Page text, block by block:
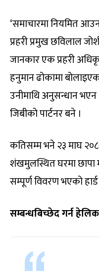
‘समाचारमा नियमित
प्रहरी प्रमुख छविलाल
जानकार एक प्रहरी
हनुमान ढोकामा
उनीमाथि अनुसन्धान
जिबीको पार्टनर बने ।
कतिसम्म भने २३ माघ
शंखमुलस्थित घरमा छापा
सम्पूर्ण विवरण भएको
सम्बन्धबिच्छेद गर्न